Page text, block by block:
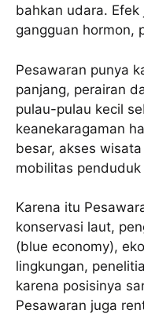
bahkan udara.
gangguan hormon,
Pesawaran punya
panjang, perairan
pulau-pulau kecil
keanekaragaman
besar, akses
mobilitas
Karena itu
konservasi laut,
(blue economy),
lingkungan,
karena posisinya
Pesawaran juga